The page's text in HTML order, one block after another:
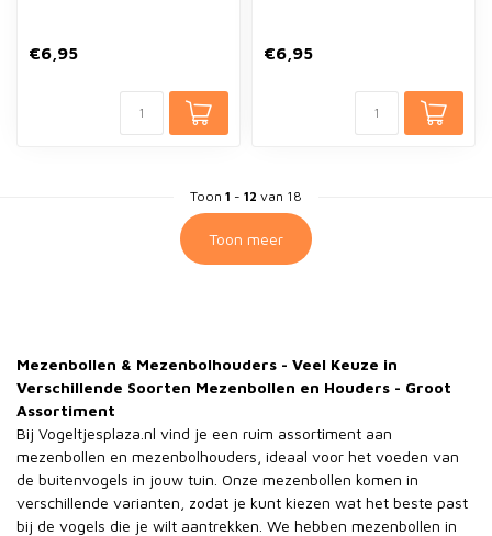
€6,95 €6,95
Toon 1 - 12 van 18
Toon meer
Mezenbollen & Mezenbolhouders - Veel Keuze in
Verschillende Soorten Mezenbollen en Houders - Groot
Assortiment
Bij Vogeltjesplaza.nl vind je een ruim assortiment aan
mezenbollen en mezenbolhouders, ideaal voor het voeden van
de buitenvogels in jouw tuin. Onze mezenbollen komen in
verschillende varianten, zodat je kunt kiezen wat het beste past
bij de vogels die je wilt aantrekken. We hebben mezenbollen in